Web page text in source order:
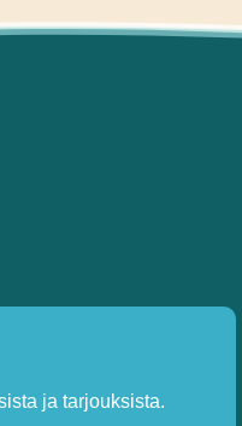
ja tarjouksista.